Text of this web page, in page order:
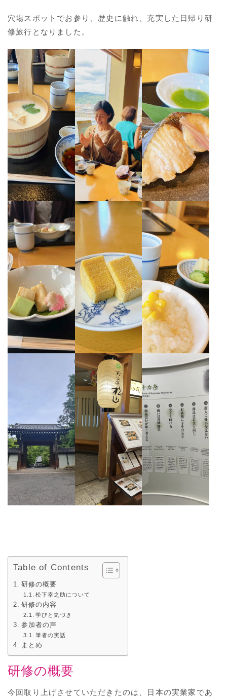
穴場スポットでお参り、歴史に触れ、充実した日帰り研
修旅行となりました。
Table of Contents
研修の概要
松下幸之助について
研修の内容
学びと気づき
参加者の声
筆者の実話
まとめ
研修の概要
今回取り上げさせていただきたのは、日本の実業家であ